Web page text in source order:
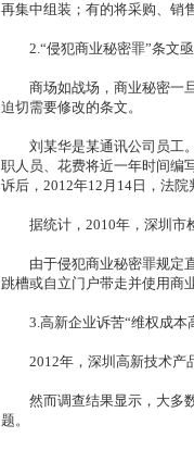
再集中组装；有的将采购、销
2.“侵犯商业秘密罪”条文亟
商场如战场，商业秘密一旦
迫切需要修改的条文。
刘某华是某通讯公司员工。
职人员、花费将近一年时间编
诉后，2012年12月14日，法
据统计，2010年，深圳市检
由于侵犯商业秘密罪规定直
跳槽或自立门户带走并使用商
3.高新企业诉苦“维权成本
2012年，深圳高新技术产品
然而调查结果显示，大多数
题。